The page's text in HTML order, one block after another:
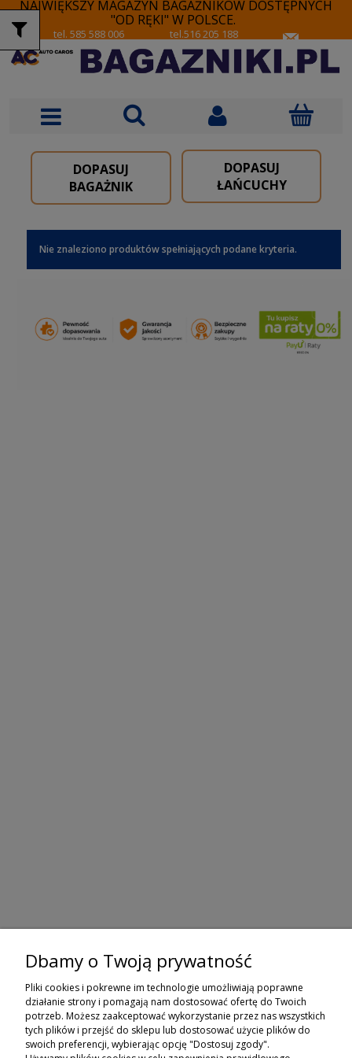
NAJWIĘKSZY MAGAZYN BAGAŻNIKÓW DOSTĘPNYCH
"OD RĘKI" W POLSCE.
tel. 585 588 006 tel.516 205 188
DOPASUJ
BAGAŻNIK
DOPASUJ
ŁAŃCUCHY
Nie znaleziono produktów spełniających podane kryteria.
ZAPISZ SIĘ DO NEWSLETTERA
ZAPISZ SIĘ
ZAKUPY
Dbamy o Twoją prywatność
Pliki cookies i pokrewne im technologie umożliwiają poprawne
działanie strony i pomagają nam dostosować ofertę do Twoich
potrzeb. Możesz zaakceptować wykorzystanie przez nas wszystkich
tych plików i przejść do sklepu lub dostosować użycie plików do
swoich preferencji, wybierając opcję "Dostosuj zgody".